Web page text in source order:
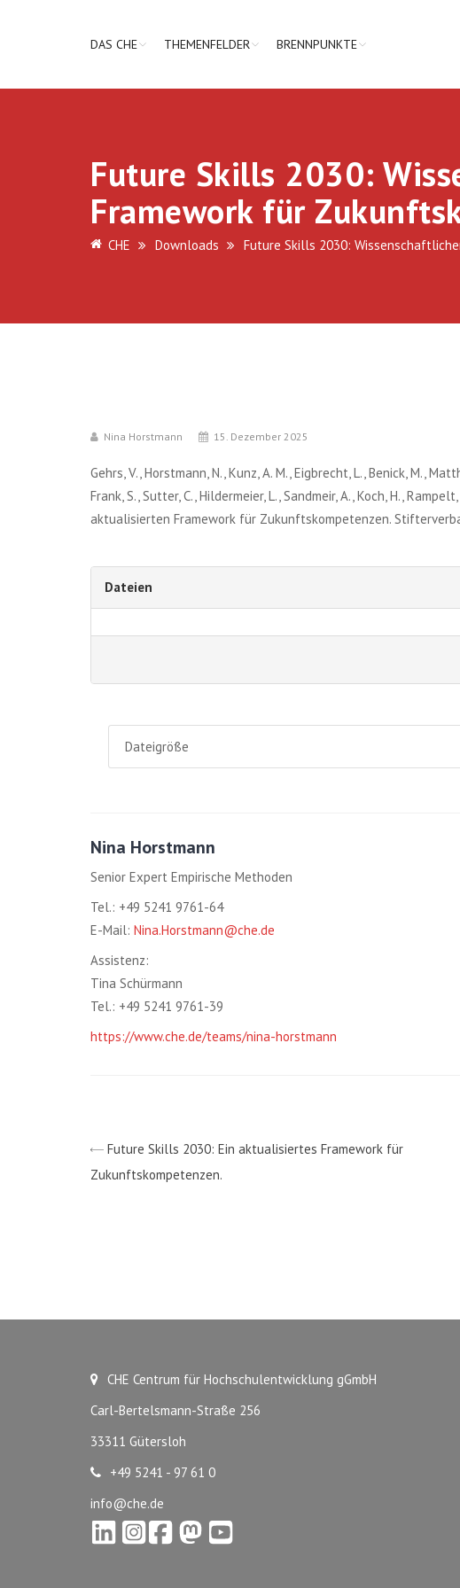
DAS CHE THEMENFELDER BRENNPUNKTE
Future Skills 2030:
Framework für
CHE Downloads Future Skills 2030:
Nina Horstmann 15. Dezember 2025
Gehrs, V., Horstmann, N., Kunz, A. M., Eigbrecht, L., Benick, M.,
Frank, S., Sutter, C., Hildermeier, L., Sandmeir, A., Koch, H.,
aktualisierten Framework für Zukunftskompetenzen.
Dateien
Dateigröße
Nina Horstmann
Senior Expert Empirische Methoden
Tel.: +49 5241 9761-64
E-Mail: Nina.Horstmann@che.de
Assistenz:
Tina Schürmann
Tel.: +49 5241 9761-39
https://www.che.de/teams/nina-horstmann
Future Skills 2030: Ein aktualisiertes Framework für
Zukunftskompetenzen.
CHE Centrum für Hochschulentwicklung gGmbH
Carl-Bertelsmann-Straße 256
33311 Gütersloh
+49 5241 - 97 61 0
info@che.de